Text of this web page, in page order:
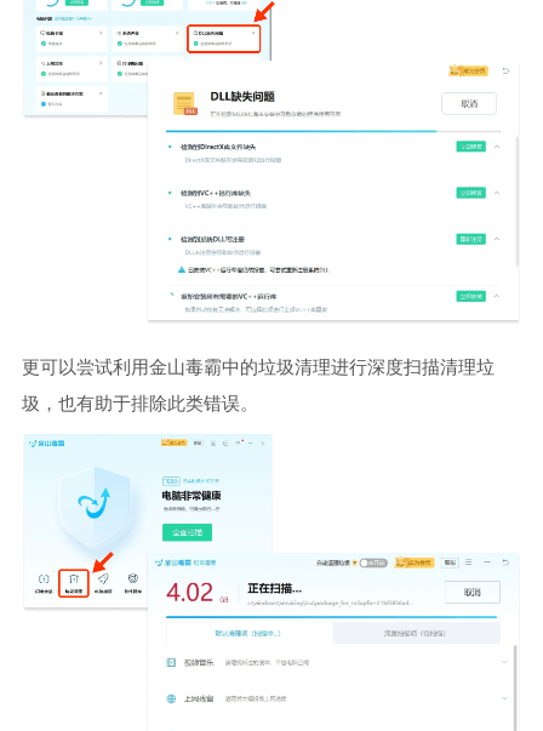
更可以尝试利用金山毒霸中的垃圾清理进行深度扫描清理垃
圾，也有助于排除此类错误。